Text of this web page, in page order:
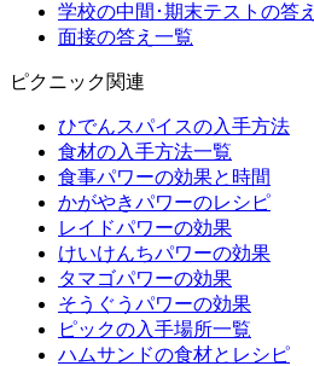
学校の中間･期末テストの答え
面接の答え一覧
ピクニック関連
ひでんスパイスの入手方法
食材の入手方法一覧
食事パワーの効果と時間
かがやきパワーのレシピ
レイドパワーの効果
けいけんちパワーの効果
タマゴパワーの効果
そうぐうパワーの効果
ピックの入手場所一覧
ハムサンドの食材とレシピ